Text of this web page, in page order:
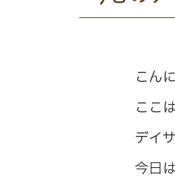
こん
ここ
デイ
今日